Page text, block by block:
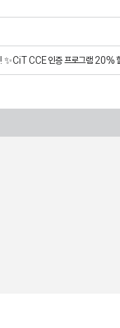
! ✨CiT CCE 인증 프로그램